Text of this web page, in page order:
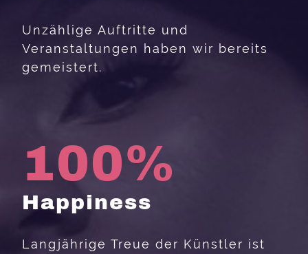
Unzählige Auftritte und
Veranstaltungen haben wir bereits
gemeistert.
100%
Happiness
Langjährige Treue der Künstler ist